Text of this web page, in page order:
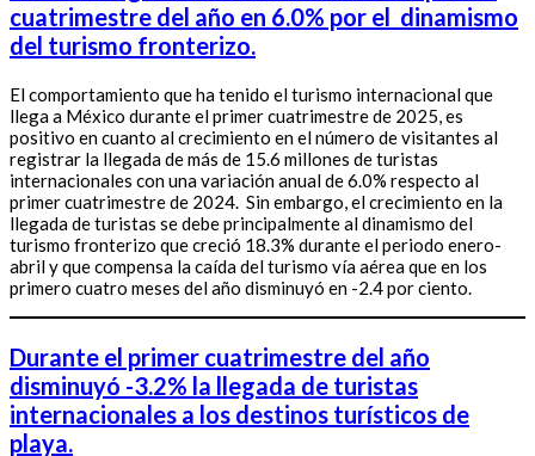
cuatrimestre del año en 6.0% por el dinamismo
del turismo fronterizo.
El comportamiento que ha tenido el turismo internacional que
llega a México durante el primer cuatrimestre de 2025, es
positivo en cuanto al crecimiento en el número de visitantes al
registrar la llegada de más de 15.6 millones de turistas
internacionales con una variación anual de 6.0% respecto al
primer cuatrimestre de 2024. Sin embargo, el crecimiento en la
llegada de turistas se debe principalmente al dinamismo del
turismo fronterizo que creció 18.3% durante el periodo enero-
abril y que compensa la caída del turismo vía aérea que en los
primero cuatro meses del año disminuyó en -2.4 por ciento.
Durante el primer cuatrimestre del año
disminuyó -3.2% la llegada de turistas
internacionales a los destinos turísticos de
playa.